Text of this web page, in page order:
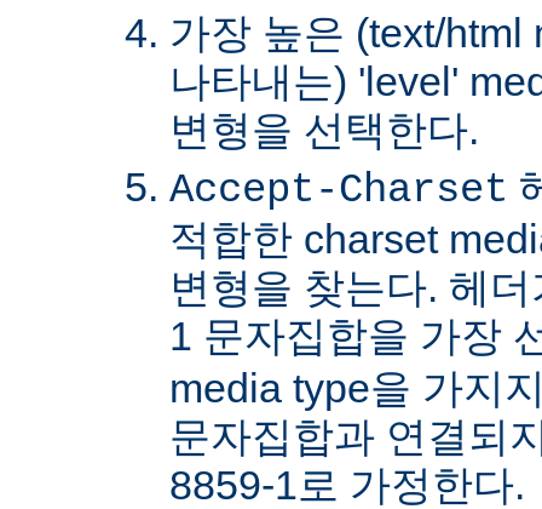
가장 높은 (text/html
나타내는) 'level'
변형을 선택한다.
Accept-Charset
적합한 charset
변형을 찾는다. 헤
1 문자집합을 가장
media type을 가지
문자집합과 연결되
8859-1로 가정한다.